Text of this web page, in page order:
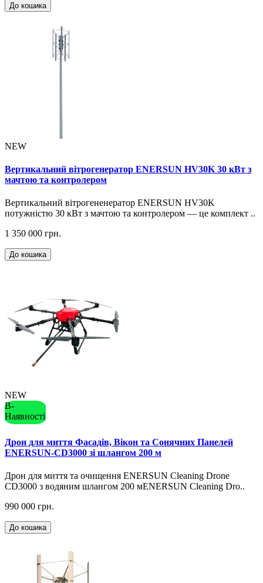
До кошика
NEW
Вертикальний вітрогенератор ENERSUN HV30K 30 кВт з
мачтою та контролером
Вертикальний вітрогененератор ENERSUN HV30K
потужністю 30 кВт з мачтою та контролером — це комплект ..
1 350 000 грн.
До кошика
NEW
В-
Наявності
Дрон для миття Фасадів, Вікон та Сонячних Панелей
ENERSUN-CD3000 зі шлангом 200 м
Дрон для миття та очищення ENERSUN Cleaning Drone
CD3000 з водяним шлангом 200 мENERSUN Cleaning Dro..
990 000 грн.
До кошика